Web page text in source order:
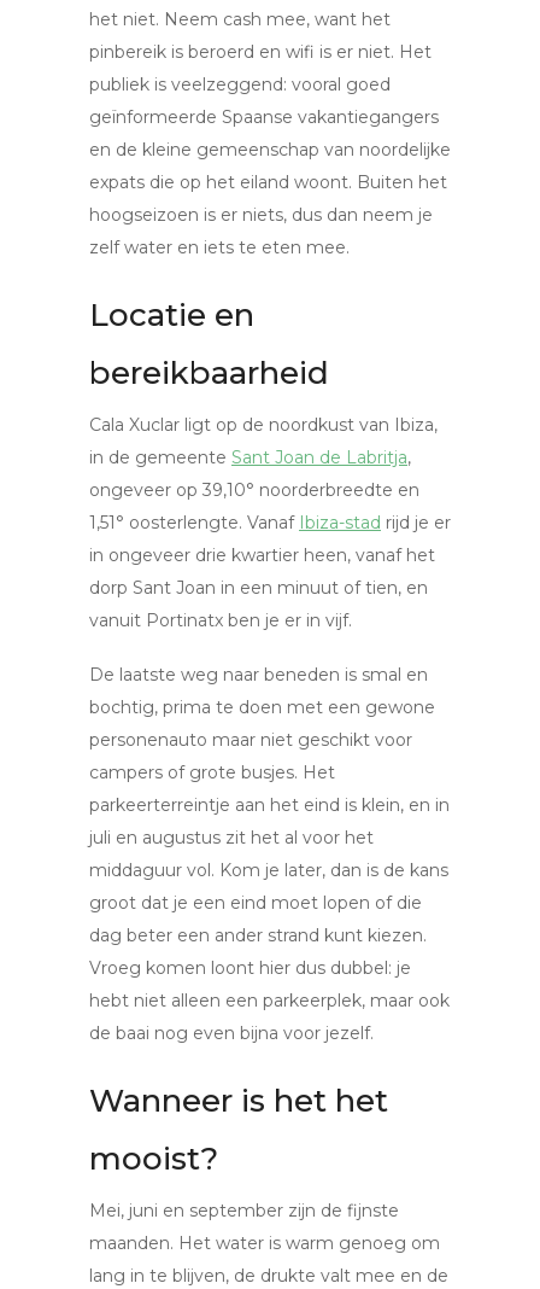
het niet. Neem cash mee, want het
pinbereik is beroerd en wifi is er niet. Het
publiek is veelzeggend: vooral goed
geïnformeerde Spaanse vakantiegangers
en de kleine gemeenschap van noordelijke
expats die op het eiland woont. Buiten het
hoogseizoen is er niets, dus dan neem je
zelf water en iets te eten mee.
Locatie en
bereikbaarheid
Cala Xuclar ligt op de noordkust van Ibiza,
in de gemeente Sant Joan de Labritja,
ongeveer op 39,10° noorderbreedte en
1,51° oosterlengte. Vanaf Ibiza-stad rijd je er
in ongeveer drie kwartier heen, vanaf het
dorp Sant Joan in een minuut of tien, en
vanuit Portinatx ben je er in vijf.
De laatste weg naar beneden is smal en
bochtig, prima te doen met een gewone
personenauto maar niet geschikt voor
campers of grote busjes. Het
parkeerterreintje aan het eind is klein, en in
juli en augustus zit het al voor het
middaguur vol. Kom je later, dan is de kans
groot dat je een eind moet lopen of die
dag beter een ander strand kunt kiezen.
Vroeg komen loont hier dus dubbel: je
hebt niet alleen een parkeerplek, maar ook
de baai nog even bijna voor jezelf.
Wanneer is het het
mooist?
Mei, juni en september zijn de fijnste
maanden. Het water is warm genoeg om
lang in te blijven, de drukte valt mee en de